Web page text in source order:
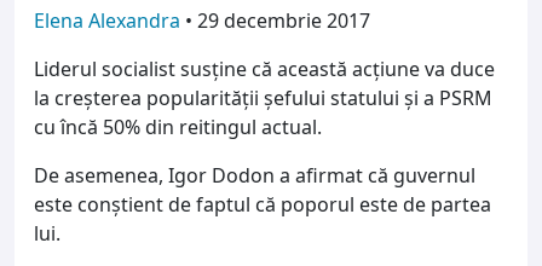
Elena Alexandra • 29 decembrie 2017
Liderul socialist susține că această acţiune va duce
la creşterea popularităţii şefului statului şi a PSRM
cu încă 50% din reitingul actual.
De asemenea, Igor Dodon a afirmat că guvernul
este conștient de faptul că poporul este de partea
lui.